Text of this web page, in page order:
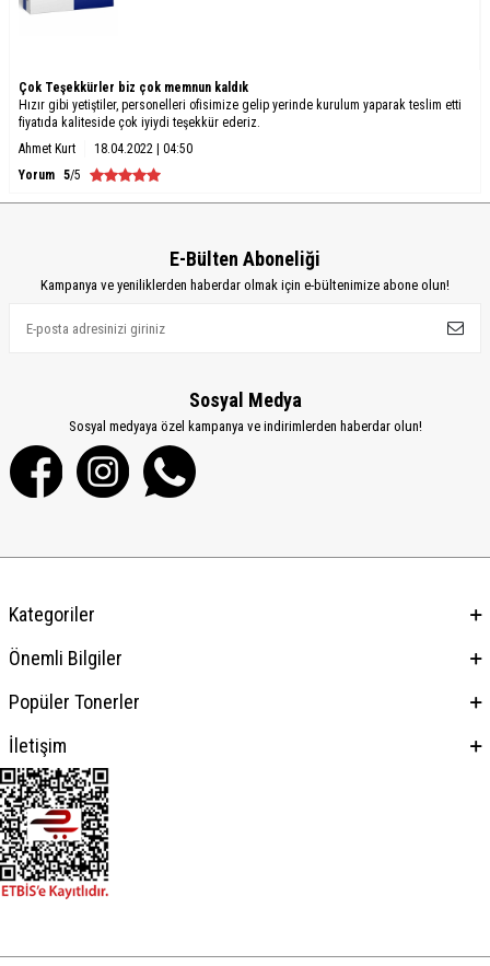
Çok Teşekkürler biz çok memnun kaldık
Hızır gibi yetiştiler, personelleri ofisimize gelip yerinde kurulum yaparak teslim etti
fiyatıda kaliteside çok iyiydi teşekkür ederiz.
Ahmet Kurt
18.04.2022 | 04:50
Yorum 5/5
E-Bülten Aboneliği
Kampanya ve yeniliklerden haberdar olmak için e-bültenimize abone olun!
Sosyal Medya
Sosyal medyaya özel kampanya ve indirimlerden haberdar olun!
Kategoriler
Önemli Bilgiler
Popüler Tonerler
İletişim